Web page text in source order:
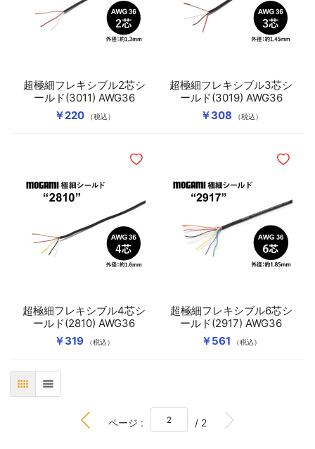
￥220 （税込）
超極細フレキシブル2芯シ
ールド(3011) AWG36
￥308 （税込）
超極細フレキシブル3芯シ
ールド(3019) AWG36
￥319 （税込）
超極細フレキシブル4芯シ
ールド(2810) AWG36
ほしいものリストに追加
￥561 （税込）
超極細フレキシブル6芯シ
ールド(2917) AWG36
ほしい
表 リスト
ページ :BOTTOM / 2